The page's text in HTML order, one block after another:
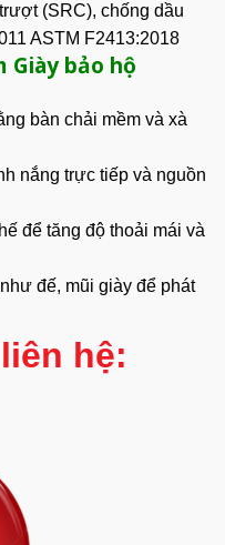
(SRC), chống dầu
ASTM F2413:2018
Giày bảo hộ
bàn chải mềm và xà
nắng trực tiếp và nguồn
để tăng độ thoải mái và
đế, mũi giày để phát
hệ: